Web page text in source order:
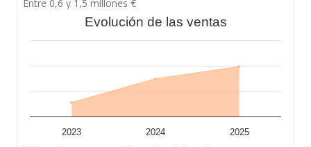
completar los datos de sector, en 2025, los empleados
de media son 13. La antigüedad alcanza los 16 años
servicio de limpieza de interiores, edificios, oficinas,
establecimientos comerciales, residencias, centros
sanitarios y establecimientos industriales. otros. Se ha
posicionado mejor en el ranking sectorial (Limpieza
mejor en el ranking nacional (de todas las empresas
presentes en el territorio) frente al 2024.
Entre 0,6 y 1,5 millones €
Evolución de las ventas
2023 2024 2025